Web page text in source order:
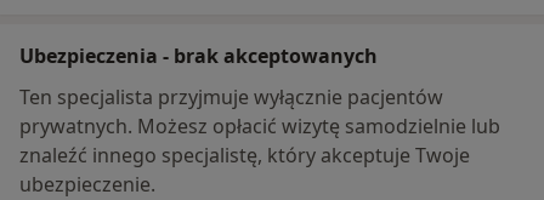
Ubezpieczenia - brak akceptowanych
Ten specjalista przyjmuje wyłącznie pacjentów
prywatnych. Możesz opłacić wizytę samodzielnie lub
znaleźć innego specjalistę, który akceptuje Twoje
ubezpieczenie.